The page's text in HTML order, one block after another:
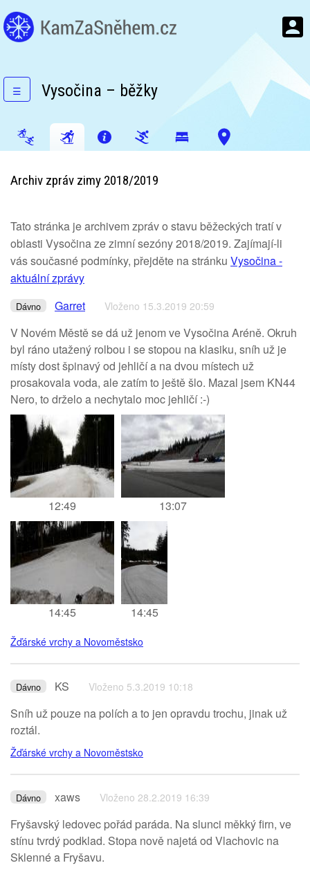
☰ Vysočina – běžky
Archiv zpráv zimy 2018/2019
Tato stránka je archivem zpráv o stavu běžeckých tratí v
oblasti Vysočina ze zimní sezóny 2018/2019. Zajímají-li
vás současné podmínky, přejděte na stránku Vysočina -
aktuální zprávy
Dávno Garret Vloženo 15.3.2019 20:59
V Novém Městě se dá už jenom ve Vysočina Aréně. Okruh
byl ráno utažený rolbou i se stopou na klasiku, sníh už je
místy dost špinavý od jehličí a na dvou místech už
prosakovala voda, ale zatím to ještě šlo. Mazal jsem KN44
Nero, to drželo a nechytalo moc jehličí :-)
12:49 13:07
14:45 14:45
Žďárské vrchy a Novoměstsko
Dávno KS Vloženo 5.3.2019 10:18
Sníh už pouze na polích a to jen opravdu trochu, jinak už
roztál.
Žďárské vrchy a Novoměstsko
Dávno xaws Vloženo 28.2.2019 16:39
Fryšavský ledovec pořád paráda. Na slunci měkký firn, ve
stínu tvrdý podklad. Stopa nově najetá od Vlachovic na
Sklenné a Fryšavu.